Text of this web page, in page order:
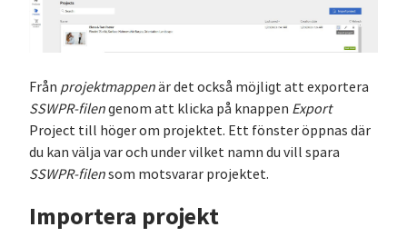
Från projektmappenär det också möjligt att exportera
SSWPR-filengenom att klicka på knappen Export
Project till höger om projektet. Ett fönster öppnas där
du kan välja var och under vilket namn du vill spara
SSWPR-filensom motsvarar projektet.
Importera projekt